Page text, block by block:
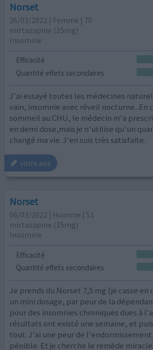
Norset
26/03/2022 | Femme | 70
mirtazapine (15mg)
Insomnie
Efficacité
Quantité effets secondaires
J'ai essayé toutes les médecines
vain, insomnie avec réveil nocturne...En
sommeil au CHU, le médecin m'a
en demi dose,mais je n'utilise qu'un
changé ma vie. J'en suis très satisfaite.
votre avis
Norset
06/03/2022 | Homme | 51
mirtazapine (15mg)
Insomnie
Efficacité
Quantité effets secondaires
Je prends du Norset 7,5 mg (je casse en
un mini dosage, par peur de la
pour des insomnies chroniques dues à
résultats ont existé une semaine, et
tout. J'ai une peur de
pénible. Et je cherche le remède